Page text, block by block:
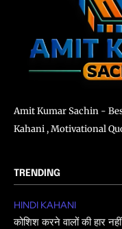
Amit Kumar Sachin -
Kahani , Motivational
TRENDING
HINDI KAHANI
कोशिश करने वालों की हार